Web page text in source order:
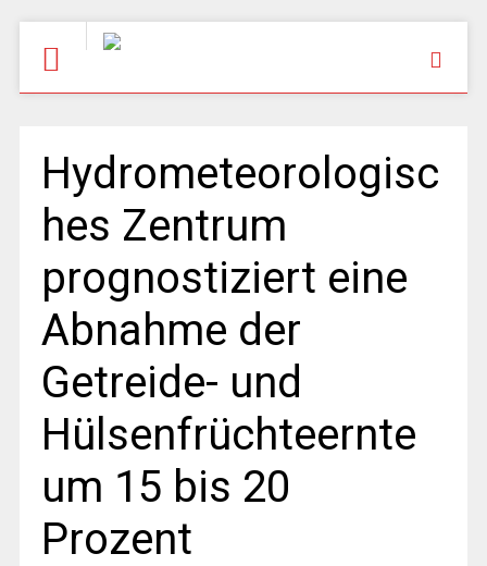
Hydrometeorologisc
hes Zentrum
prognostiziert eine
Abnahme der
Getreide- und
Hülsenfrüchteernte
um 15 bis 20
Prozent